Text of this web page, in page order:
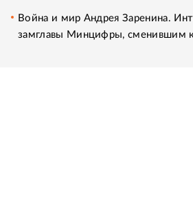
Война и мир Андрея Заренина.
замглавы Минцифры, сменившим